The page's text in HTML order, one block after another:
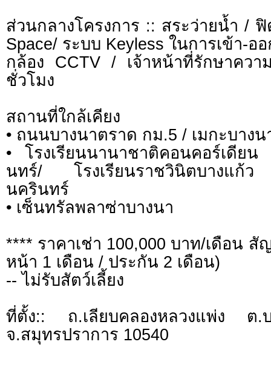
ส่วนกลางโครงการ :: สระว่ายน้ำ / ฟิ
Space/ ระบบ Keyless ในการเข้า-อ
กล้อง CCTV / เจ้าหน้าที่รักษาคว
ชั่วโมง
สถานที่ใกล้เคียง
• ถนนบางนาตราด กม.5 / เมกะบาง
• โรงเรียนนานาชาติคอนคอร์เดีย
นทร์/ โรงเรียนราชวินิตบางแก้ว
นครินทร์
• เซ็นทรัลพลาซ่าบางนา
**** ราคาเช่า 100,000 บาท/เดือน
หน้า 1 เดือน / ประกัน 2 เดือน)
-- ไม่รับสัตว์เลี้ยง
ที่ตั้ง:: ถ.เลียบคลองหลวงแพ่ง ต.
จ.สมุทรปราการ 10540